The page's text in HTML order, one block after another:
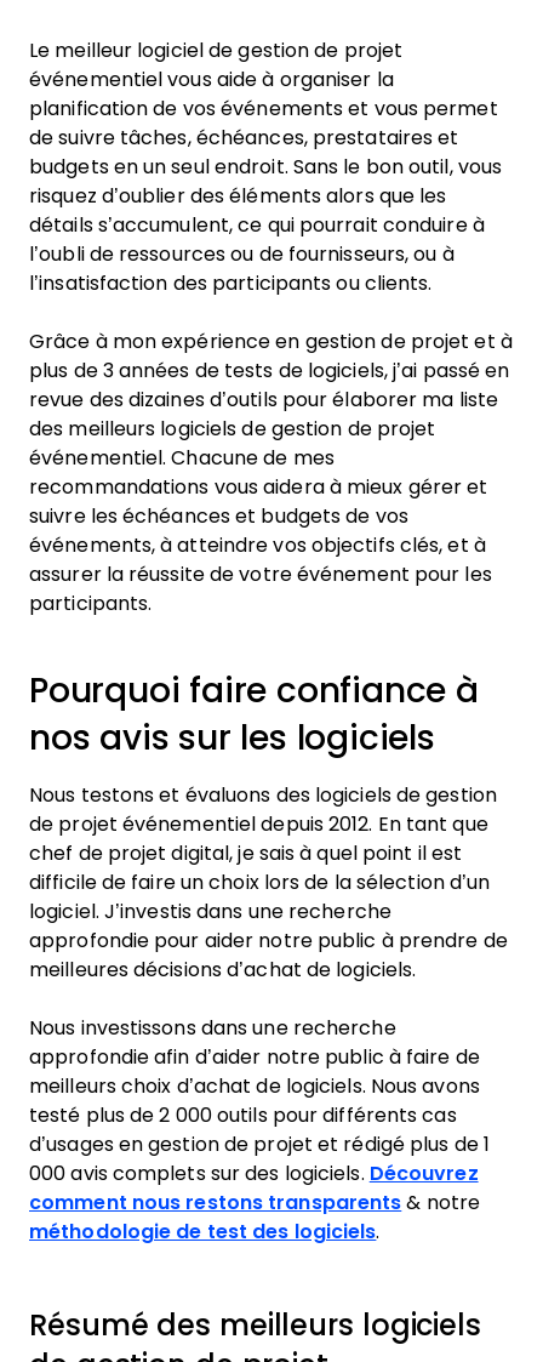
Le meilleur logiciel de gestion de projet
événementiel vous aide à organiser la
planification de vos événements et vous permet
de suivre tâches, échéances, prestataires et
budgets en un seul endroit. Sans le bon outil, vous
risquez d’oublier des éléments alors que les
détails s’accumulent, ce qui pourrait conduire à
l’oubli de ressources ou de fournisseurs, ou à
l’insatisfaction des participants ou clients.
Grâce à mon expérience en gestion de projet et à
plus de 3 années de tests de logiciels, j’ai passé en
revue des dizaines d’outils pour élaborer ma liste
des meilleurs logiciels de gestion de projet
événementiel. Chacune de mes
recommandations vous aidera à mieux gérer et
suivre les échéances et budgets de vos
événements, à atteindre vos objectifs clés, et à
assurer la réussite de votre événement pour les
participants.
Pourquoi faire confiance à
nos avis sur les logiciels
Nous testons et évaluons des logiciels de gestion
de projet événementiel depuis 2012. En tant que
chef de projet digital, je sais à quel point il est
difficile de faire un choix lors de la sélection d’un
logiciel. J’investis dans une recherche
approfondie pour aider notre public à prendre de
meilleures décisions d’achat de logiciels.
Nous investissons dans une recherche
approfondie afin d’aider notre public à faire de
meilleurs choix d’achat de logiciels. Nous avons
testé plus de 2 000 outils pour différents cas
d’usages en gestion de projet et rédigé plus de 1
000 avis complets sur des logiciels. Découvrez
comment nous restons transparents & notre
méthodologie de test des logiciels.
Résumé des meilleurs logiciels